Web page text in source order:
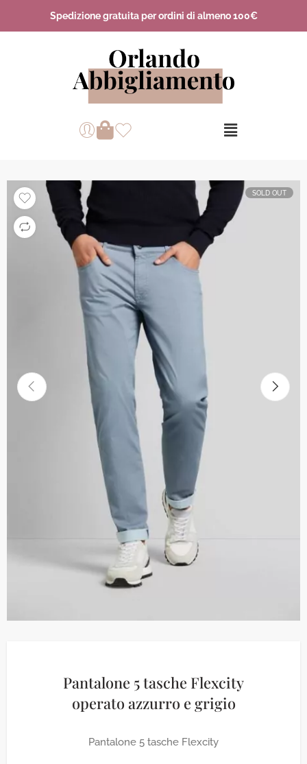
Spedizione gratuita per ordini di almeno 100€
SOLD OUT
Pantalone 5 tasche Flexcity
operato azzurro e grigio
Pantalone 5 tasche Flexcity